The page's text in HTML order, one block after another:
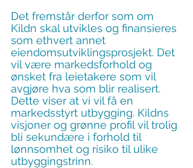
Det fremstår derfor som om
Kildn skal utvikles og finansieres
som ethvert annet
eiendomsutviklingsprosjekt. Det
vil være markedsforhold og
ønsket fra leietakere som vil
avgjøre hva som blir realisert.
Dette viser at vi vil få en
markedsstyrt utbygging. Kildns
visjoner og grønne profil vil trolig
bli sekundære i forhold til
lønnsomhet og risiko til ulike
utbyggingstrinn.